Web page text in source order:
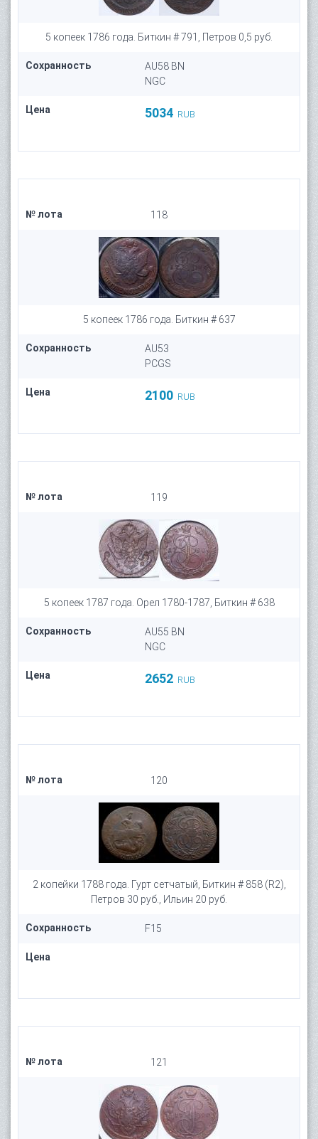
5 копеек 1786 года. Биткин # 791, Петров 0,5 руб.
Сохранность
AU58 BN
NGC
Цена 5034 RUB
№ лота 118
5 копеек 1786 года. Биткин # 637
Сохранность
AU53
PCGS
Цена 2100 RUB
№ лота 119
5 копеек 1787 года. Орел 1780-1787, Биткин # 638
Сохранность
AU55 BN
NGC
Цена 2652 RUB
№ лота 120
2 копейки 1788 года. Гурт сетчатый, Биткин # 858 (R2),
Петров 30 руб., Ильин 20 руб.
Сохранность F15
Цена
№ лота 121